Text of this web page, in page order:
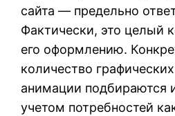
сайта — предельно
Фактически, это целый
его оформлению.
количество
анимации подбираются
учетом потребностей